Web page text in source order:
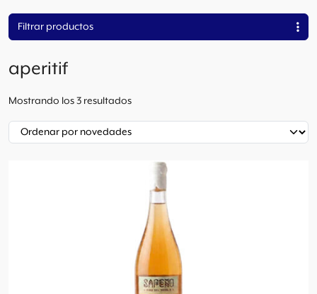
Filtrar productos
aperitif
Mostrando los 3 resultadosO
d
o